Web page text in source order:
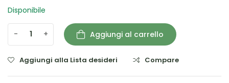
Disponibile
- + Aggiungi al carrello
Aggiungi alla Lista desideri Compare